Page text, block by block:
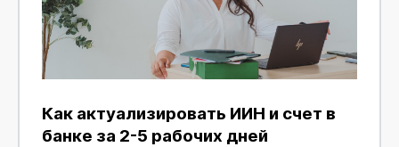
Как актуализировать ИИН и счет в
банке за 2-5 рабочих дней